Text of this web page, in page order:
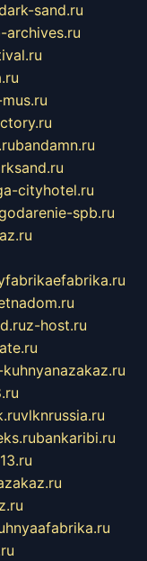
sand.ru
archives.ru
mus.ru
bandamn.ru
cityhotel.ru
spb.ru
z-host.ru
vlknrussia.ru
bankaribi.ru